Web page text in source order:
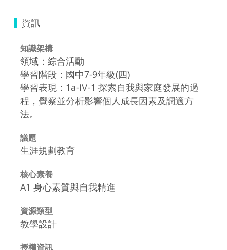
資訊
知識架構
領域：綜合活動
學習階段：國中7-9年級(四)
學習表現：1a-Ⅳ-1 探索自我與家庭發展的過
程，覺察並分析影響個人成長因素及調適方
法。
議題
生涯規劃教育
核心素養
A1 身心素質與自我精進
資源類型
教學設計
授權資訊